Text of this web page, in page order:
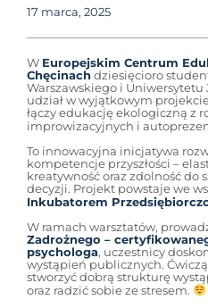
17 marca, 2025
W Europejskim Centrum
Chęcinach dziesięcioro
Warszawskiego i
udział w wyjątkowym
łączy edukację ekologiczną z
improwizacyjnych i
To innowacyjna inicjatywa
kompetencje przyszłości –
kreatywność oraz zdolność do
decyzji. Projekt powstaje we
Inkubatorem
W ramach warsztatów,
Zadrożnego –
psychologa, uczestnicy
wystąpień publicznych.
stworzyć dobrą strukturę
oraz radzić sobie ze stresem.